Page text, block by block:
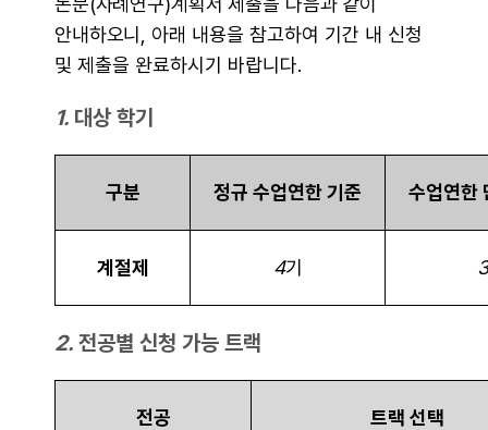
안내하오니, 아래 내용을 참고하여 기간 내 신청
및 제출을 완료하시기 바랍니다.
1. 대상 학기
구분 정규 수업연한 기준 수업연한
계절제 4기 3
2. 전공별 신청 가능 트랙
전공 트랙 선택